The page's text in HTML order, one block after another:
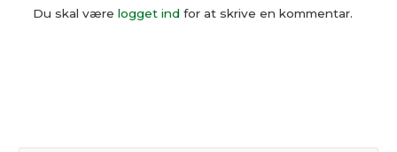
Du skal være logget indfor at skrive en kommentar.